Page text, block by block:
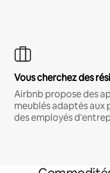
Vous cherchez des
Airbnb propose des
meublés adaptés aux
des employés